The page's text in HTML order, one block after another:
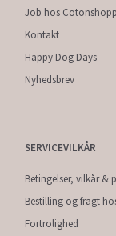
Job hos
Kontakt
Happy Dog Days
Nyhedsbrev
SERVICEVILKÅR
Betingelser, vilkår &
Bestilling og fragt
Fortrolighed